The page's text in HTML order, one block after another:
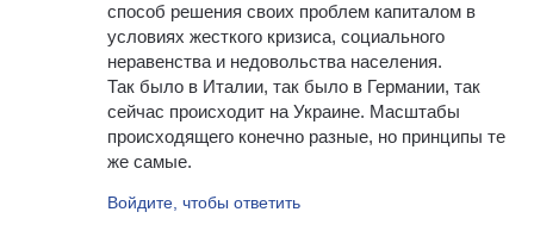
способ решения своих проблем капиталом в
условиях жесткого кризиса, социального
неравенства и недовольства населения.
Так было в Италии, так было в Германии, так
сейчас происходит на Украине. Масштабы
происходящего конечно разные, но принципы те
же самые.
Войдите, чтобы ответить